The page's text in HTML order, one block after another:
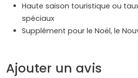
Haute saison touristique ou
spéciaux
Supplément pour le Noël, le
Ajouter un avis